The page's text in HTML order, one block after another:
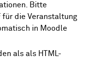
Bitte
für die Veranstaltung
in Moodle
als als HTML-